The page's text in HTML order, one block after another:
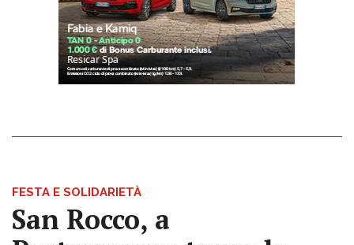
FESTA E SOLIDARIETÀ
San Rocco, a